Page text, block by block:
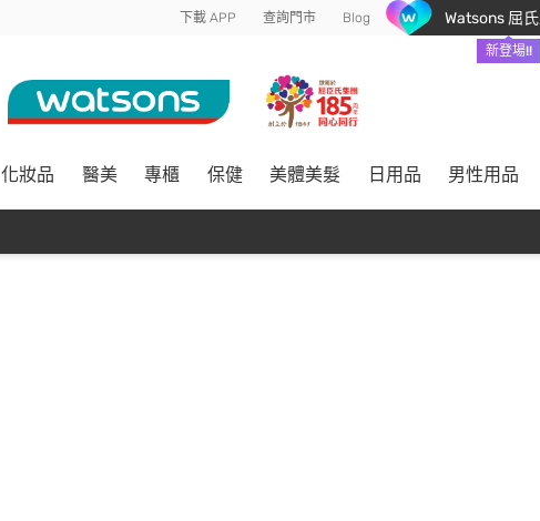
下載 APP 查詢門市 Blog Watsons 屈
新登場!!
化妝品 醫美 專櫃 保健 美體美髮 日用品 男性用品